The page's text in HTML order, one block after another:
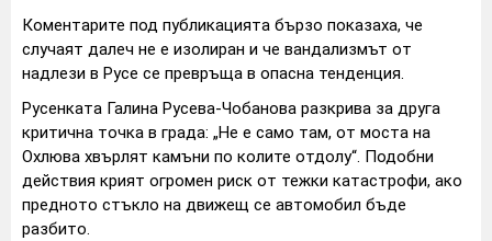
Коментарите под публикацията бързо показаха, че
случаят далеч не е изолиран и че вандализмът от
надлези в Русе се превръща в опасна тенденция.
Русенката Галина Русева-Чобанова разкрива за друга
критична точка в града: „Не е само там, от моста на
Охлюва хвърлят камъни по колите отдолу“. Подобни
действия крият огромен риск от тежки катастрофи, ако
предното стъкло на движещ се автомобил бъде
разбито.